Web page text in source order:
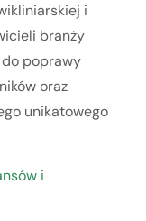
i
branży
do poprawy
oraz
unikatowego
i